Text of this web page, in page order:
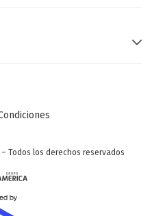
– Todos los derechos reservados